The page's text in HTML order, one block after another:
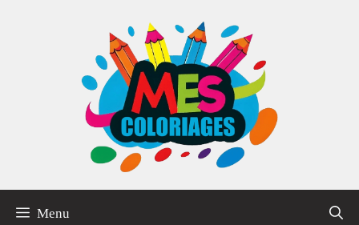
Menu